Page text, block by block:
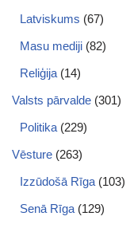
Latviskums (67)
Masu mediji (82)
Reliģija (14)
Valsts pārvalde (301)
Politika (229)
Vēsture (263)
Izzūdošā Rīga (103)
Senā Rīga (129)